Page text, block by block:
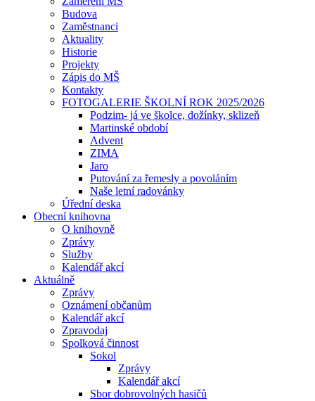
Budova
Zaměstnanci
Aktuality
Historie
Projekty
Zápis do MŠ
Kontakty
FOTOGALERIE ŠKOLNÍ ROK 2025/2026
Podzim- já ve školce, dožínky, sklizeň
Martinské období
Advent
ZIMA
Jaro
Putování za řemesly a povoláním
Naše letní radovánky
Úřední deska
Obecní knihovna
O knihovně
Zprávy
Služby
Kalendář akcí
Aktuálně
Zprávy
Oznámení občanům
Kalendář akcí
Zpravodaj
Spolková činnost
Sokol
Zprávy
Kalendář akcí
Sbor dobrovolných hasičů